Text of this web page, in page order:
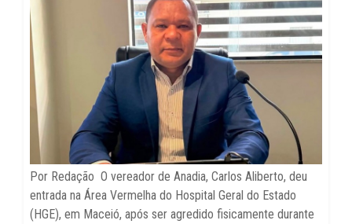
Por Redação O vereador de Anadia, Carlos Aliberto, deu
entrada na Área Vermelha do Hospital Geral do Estado
(HGE), em Maceió, após ser agredido fisicamente durante